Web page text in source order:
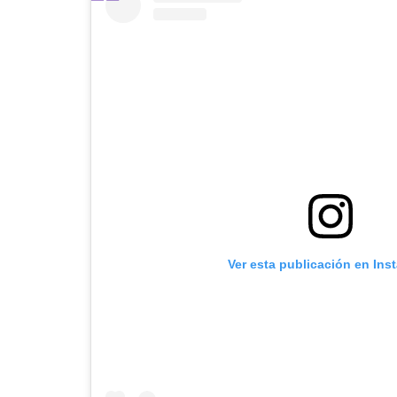
Ver esta publicación en